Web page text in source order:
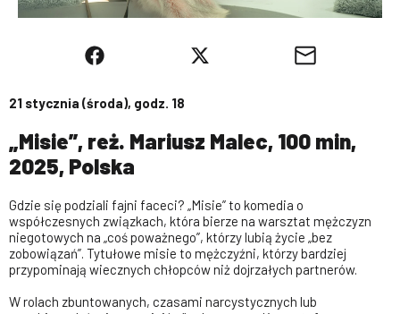
21 stycznia (środa), godz. 18
„Misie”, reż. Mariusz Malec, 100 min,
2025, Polska
Gdzie się podziali fajni faceci? „Misie” to komedia o
współczesnych związkach, która bierze na warsztat mężczyzn
niegotowych na „coś poważnego”, którzy lubią życie „bez
zobowiązań”. Tytułowe misie to mężczyźni, którzy bardziej
przypominają wiecznych chłopców niż dojrzałych partnerów.
W rolach zbuntowanych, czasami narcystycznych lub